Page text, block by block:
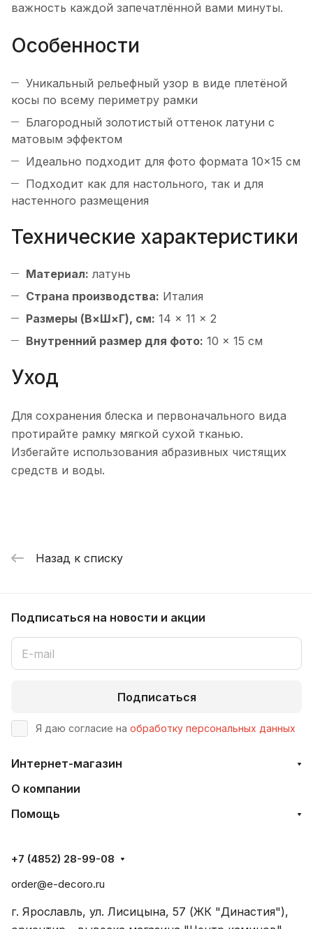
важность каждой запечатлённой вами минуты.
Особенности
Уникальный рельефный узор в виде плетёной
косы по всему периметру рамки
Благородный золотистый оттенок латуни с
матовым эффектом
Идеально подходит для фото формата 10×15 см
Подходит как для настольного, так и для
настенного размещения
Технические характеристики
Материал: латунь
Страна производства: Италия
Размеры (В×Ш×Г), см: 14 × 11 × 2
Внутренний размер для фото: 10 × 15 см
Уход
Для сохранения блеска и первоначального вида
протирайте рамку мягкой сухой тканью.
Избегайте использования абразивных чистящих
средств и воды.
Назад к списку
Подписаться на новости и акции
Подписаться
Я даю согласие на обработку персональных данных
Интернет-магазин
О компании
Помощь
+7 (4852) 28-99-08
order@e-decoro.ru
г. Ярославль, ул. Лисицына, 57 (ЖК "Династия"),